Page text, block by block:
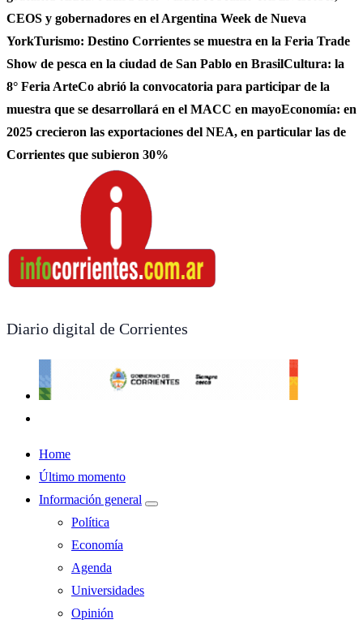
CEOS y gobernadores en el Argentina Week de Nueva
YorkTurismo: Destino Corrientes se muestra en la Feria Trade
Show de pesca en la ciudad de San Pablo en BrasilCultura: la
8° Feria ArteCo abrió la convocatoria para participar de la
muestra que se desarrollará en el MACC en mayoEconomía: en
2025 crecieron las exportaciones del NEA, en particular las de
Corrientes que subieron 30%
Diario digital de Corrientes
Home
Último momento
Información general
Política
Economía
Agenda
Universidades
Opinión